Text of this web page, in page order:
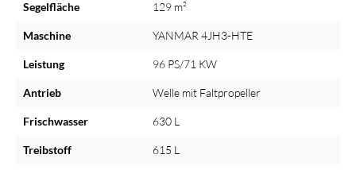
Segelfläche 129 m²
Maschine YANMAR 4JH3-HTE
Leistung 96 PS/71 KW
Antrieb Welle mit Faltpropeller
Frischwasser 630 L
Treibstoff 615 L